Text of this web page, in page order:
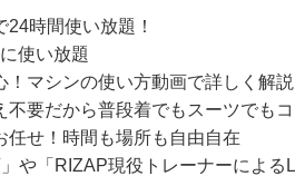
時間使い放題！
使い放題
マシンの使い方動画で詳しく解説
不要だから普段着でもスーツでも
任せ！時間も場所も自由自在
や「RIZAP現役トレーナーによ